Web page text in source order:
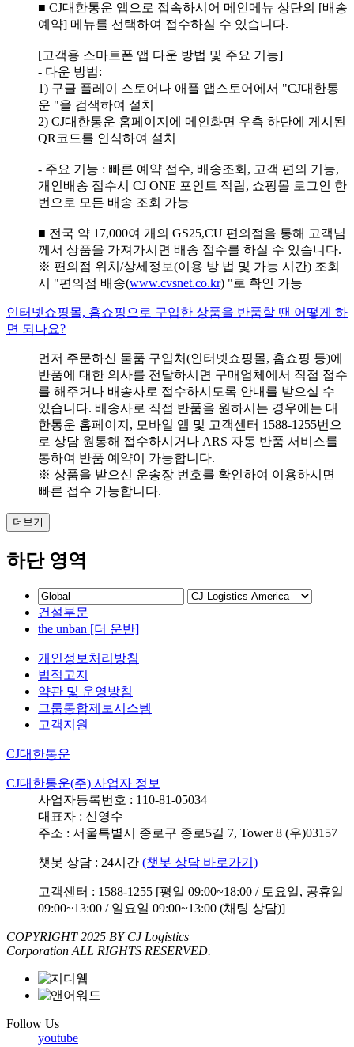
■ CJ대한통운 앱으로 접속하시어 메인메뉴 상단의 [배송
예약] 메뉴를 선택하여 접수하실 수 있습니다.
[고객용 스마트폰 앱 다운 방법 및 주요 기능]
- 다운 방법:
1) 구글 플레이 스토어나 애플 앱스토어에서 "CJ대한통
운 "을 검색하여 설치
2) CJ대한통운 홈페이지에 메인화면 우측 하단에 게시된
QR코드를 인식하여 설치
- 주요 기능 : 빠른 예약 접수, 배송조회, 고객 편의 기능,
개인배송 접수시 CJ ONE 포인트 적립, 쇼핑몰 로그인 한
번으로 모든 배송 조회 가능
■ 전국 약 17,000여 개의 GS25,CU 편의점을 통해 고객님
께서 상품을 가져가시면 배송 접수를 하실 수 있습니다.
※ 편의점 위치/상세정보(이용 방 법 및 가능 시간) 조회
시 "편의점 배송(www.cvsnet.co.kr) "로 확인 가능
인터넷쇼핑몰, 홈쇼핑으로 구입한 상품을 반품할 땐 어떻게 하
면 되나요?
먼저 주문하신 물품 구입처(인터넷쇼핑몰, 홈쇼핑 등)에
반품에 대한 의사를 전달하시면 구매업체에서 직접 접수
를 해주거나 배송사로 접수하시도록 안내를 받으실 수
있습니다. 배송사로 직접 반품을 원하시는 경우에는 대
한통운 홈페이지, 모바일 앱 및 고객센터 1588-1255번으
로 상담 원통해 접수하시거나 ARS 자동 반품 서비스를
통하여 반품 예약이 가능합니다.
※ 상품을 받으신 운송장 번호를 확인하여 이용하시면
빠른 접수 가능합니다.
더보기
하단 영역
건설부문
the unban [더 운반]
개인정보처리방침
법적고지
약관 및 운영방침
그룹통합제보시스템
고객지원
CJ대한통운
CJ대한통운(주) 사업자 정보
사업자등록번호 : 110-81-05034
대표자 : 신영수
주소 : 서울특별시 종로구 종로5길 7, Tower 8 (우)03157
챗봇 상담 : 24시간 (챗봇 상담 바로가기)
고객센터 : 1588-1255 [평일 09:00~18:00 / 토요일, 공휴일
09:00~13:00 / 일요일 09:00~13:00 (채팅 상담)]
COPYRIGHT 2025 BY CJ Logistics
Corporation ALL RIGHTS RESERVED.
Follow Us
youtube